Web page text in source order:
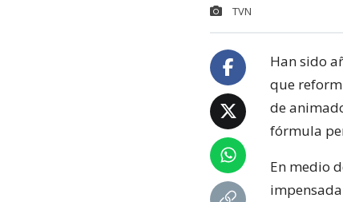
TVN
Han sido
que
de
fórmula
En medio